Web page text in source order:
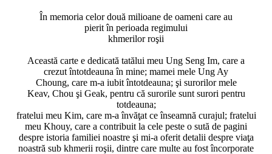
În memoria celor două milioane de oameni care au
pierit în perioada regimului
khmerilor roşii
Această carte e dedicată tatălui meu Ung Seng Im, care a
crezut întotdeauna în mine; mamei mele Ung Ay
Choung, care m-a iubit întotdeauna; şi surorilor mele
Keav, Chou şi Geak, pentru că surorile sunt surori pentru
totdeauna;
fratelui meu Kim, care m-a învăţat ce înseamnă curajul; fratelui
meu Khouy, care a contribuit la cele peste o sută de pagini
despre istoria familiei noastre şi mi-a oferit detalii despre viaţa
noastră sub khmerii roşii, dintre care multe au fost încorporate